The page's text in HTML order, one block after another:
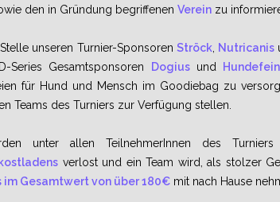
den in Gründung begriffenen Verein zu
unseren Turnier-Sponsoren Ströck, Nutricanis
Series Gesamtsponsoren Dogiusund
für Hund und Mensch im Goodiebag zu
Teams des Turniers zur Verfügung stellen.
unter allen TeilnehmerInnen des
verlost und ein Team wird, als stolzer
im Gesamtwert von über 180€ mit nach Hause